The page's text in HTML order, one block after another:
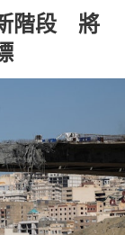
階段 將